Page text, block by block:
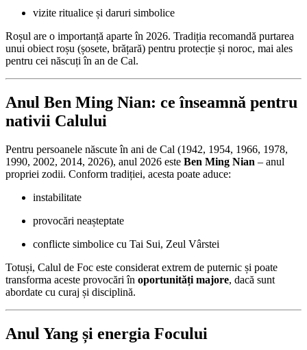
vizite ritualice și daruri simbolice
Roșul are o importanță aparte în 2026. Tradiția recomandă purtarea
unui obiect roșu (șosete, brățară) pentru protecție și noroc, mai ales
pentru cei născuți în an de Cal.
Anul Ben Ming Nian: ce înseamnă pentru
nativii Calului
Pentru persoanele născute în ani de Cal (1942, 1954, 1966, 1978,
1990, 2002, 2014, 2026), anul 2026 este Ben Ming Nian – anul
propriei zodii. Conform tradiției, acesta poate aduce:
instabilitate
provocări neașteptate
conflicte simbolice cu Tai Sui, Zeul Vârstei
Totuși, Calul de Foc este considerat extrem de puternic și poate
transforma aceste provocări în oportunități majore, dacă sunt
abordate cu curaj și disciplină.
Anul Yang și energia Focului